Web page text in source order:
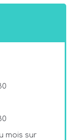
mois sur